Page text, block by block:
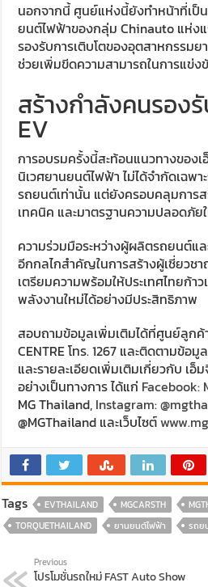
นอกจากนี้ ศูนย์แห่งนี้ยังทำหน้าที่เ
ยนต์ไฟฟ้าของกลุ่ม Chinauto แห่งแ
รองรับการเติบโตของอุตสาหกรรม
ช่วยเพิ่มขีดความสามารถในการแข่ง
สร้างกำลังคนรอง
EV
การอบรมครั้งนี้สะท้อนแนวทางของ
นิเวศยานยนต์ไฟฟ้า ไม่ได้จำกัดเฉพ
รถยนต์เท่านั้น แต่ยังครอบคลุมการ
เทคนิค และมาตรฐานความปลอดภัย
ความร่วมมือระหว่างผู้ผลิตรถยนต์แ
อีกกลไกสำคัญในการสร้างผู้เชี่ยวช
เตรียมความพร้อมให้ประเทศไทยก้า
พลังงานใหม่ได้อย่างมีประสิทธิภาพ
สอบถามข้อมูลเพิ่มเติมได้ที่ศูนย์ลูกค้
CENTRE โทร. 1267 และติดตามข้อ
และรายละเอียดเพิ่มเติมเกี่ยวกับ เอ็
อย่างเป็นทางการ ได้แก่ Facebook:
MG Thailand, Instagram:
@MGThailand และเว็บไซต์
Tags EVTHAILAND MGCARSTH
TORQUETHAILAND
ยานยนต์ไฟฟ้า รถย
Previous
โปรโมชั่นรถใหม่ FAST Auto Show